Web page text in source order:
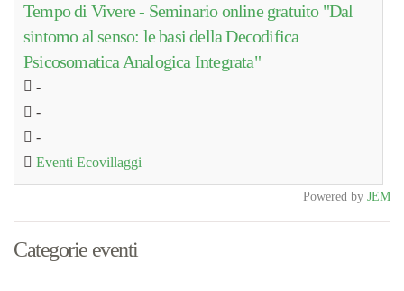
Tempo di Vivere - Seminario online gratuito "Dal
sintomo al senso: le basi della Decodifica
Psicosomatica Analogica Integrata"
-
-
-
Eventi Ecovillaggi
Powered by JEM
Categorie eventi